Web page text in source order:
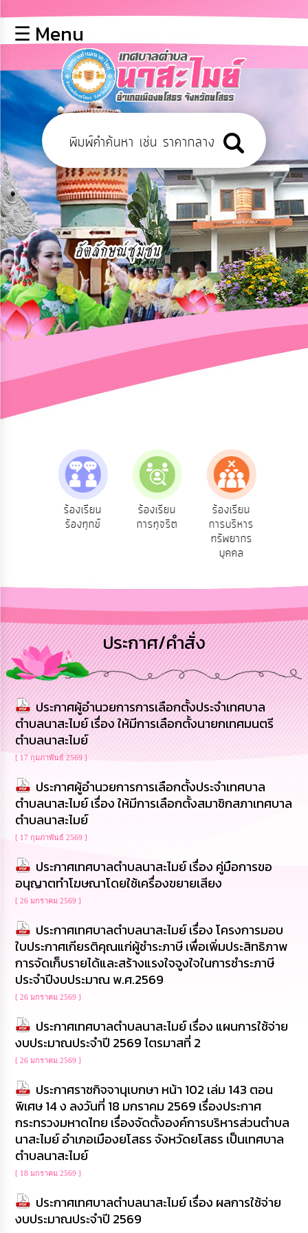
หลัก
ข้อมูล
ฐาน
บุคลากร
ข่าว
ประชาสัมพันธ์
การ
เปิด
เผย
ข้อมูล
สาธารณะ
OIT
การ
ปฏิสัมพันธ์
ความ
ยุทธศาสตร์/
ทรัพยากร
การ
บริหาร
งาน
การ
ส่ง
เสริม
ความ
โปร่งใส
การ
จัด
ซื้อ
จัด
จ้าง
การ
เงิน
การ
คลัง
นโยบาย
No
Gift
Policy
ดำเนิน
การ
เพื่อ
ป้องกัน
ทุจริต
มาตรการ
ส่ง
เสริม
คุณธรรม
และ
โปร่งใส
☰ Menu
ร้องเรียน
ร้องทุกข์
ร้องเรียน
การทุจริต
ร้องเรียน
การบริหาร
ทรัพยากร
บุคคล
ประกาศ/คำสั่ง
ประกาศผู้อำนวยการการเลือกตั้งประจำเทศบาล
ตำบลนาสะไมย์ เรื่อง ให้มีการเลือกตั้งนายกเทศมนตรี
ตำบลนาสะไมย์
[ 17 กุมภาพันธ์ 2569 ]
ประกาศผู้อำนวยการการเลือกตั้งประจำเทศบาล
ตำบลนาสะไมย์ เรื่อง ให้มีการเลือกตั้งสมาชิกสภาเทศบาล
ตำบลนาสะไมย์
[ 17 กุมภาพันธ์ 2569 ]
ประกาศเทศบาลตำบลนาสะไมย์ เรื่อง คู่มือการขอ
อนุญาตทำโฆษณาโดยใช้เครื่องขยายเสียง
[ 26 มกราคม 2569 ]
ประกาศเทศบาลตำบลนาสะไมย์ เรื่อง โครงการมอบ
ใบประกาศเกียรติคุณแก่ผู้ชำระภาษี เพื่อเพิ่มประสิทธิภาพ
การจัดเก็บรายได้และสร้างแรงใจจูงใจในการชำระภาษี
ประจำปีงบประมาณ พ.ศ.2569
[ 26 มกราคม 2569 ]
ประกาศเทศบาลตำบลนาสะไมย์ เรื่อง แผนการใช้จ่าย
งบประมาณประจำปี 2569 ไตรมาสที่ 2
[ 26 มกราคม 2569 ]
ประกาศราชกิจจานุเบกษา หน้า 102 เล่ม 143 ตอน
พิเศษ 14 ง ลงวันที่ 18 มกราคม 2569 เรื่องประกาศ
กระทรวงมหาดไทย เรื่องจัดตั้งองค์การบริหารส่วนตำบล
นาสะไมย์ อำเภอเมืองยโสธร จังหวัดยโสธร เป็นเทศบาล
ตำบลนาสะไมย์
[ 18 มกราคม 2569 ]
ประกาศเทศบาลตำบลนาสะไมย์ เรื่อง ผลการใช้จ่าย
งบประมาณประจำปี 2569